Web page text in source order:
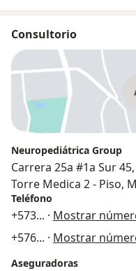
Consultorio
Neuropediátrica Group
Carrera 25a #1a Sur
Torre Medica 2 - Piso,
Teléfono
+573... · Mostrar
+576... · Mostrar
Aseguradoras